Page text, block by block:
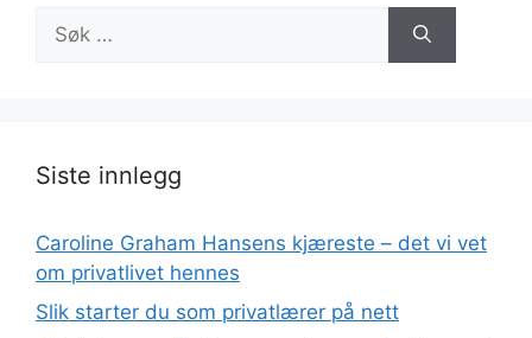
etter:
Siste innlegg
Caroline Graham Hansens kjæreste – det vi vet
om privatlivet hennes
Slik starter du som privatlærer på nett